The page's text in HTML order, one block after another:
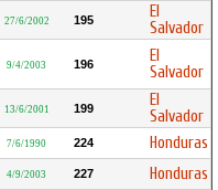
27/6/2002 195
El
Salvador
9/4/2003 196
El
Salvador
13/6/2001 199
El
Salvador
7/6/1990 224 Honduras
4/9/2003 227 Honduras